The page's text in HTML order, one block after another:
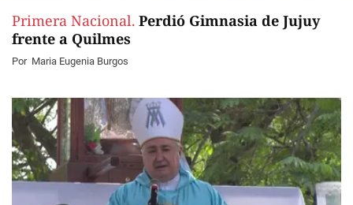
Primera Nacional. Perdió Gimnasia de Jujuy
frente a Quilmes
Por Maria Eugenia Burgos